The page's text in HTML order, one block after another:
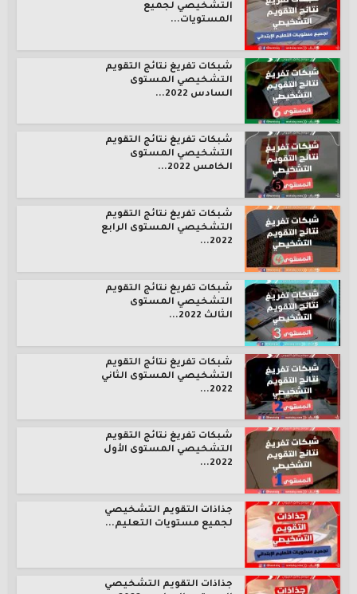
التشخيصي لجميع
المستويات...
شبكات تفريغ نتائج التقويم
التشخيصي المستوى
السادس 2022...
شبكات تفريغ نتائج التقويم
التشخيصي المستوى
الخامس 2022...
شبكات تفريغ نتائج التقويم
التشخيصي المستوى الرابع
2022...
شبكات تفريغ نتائج التقويم
التشخيصي المستوى
الثالث 2022...
شبكات تفريغ نتائج التقويم
التشخيصي المستوى الثاني
2022...
شبكات تفريغ نتائج التقويم
التشخيصي المستوى الأول
2022...
جذاذات التقويم التشخيصي
لجميع مستويات التعليم...
جذاذات التقويم التشخيصي